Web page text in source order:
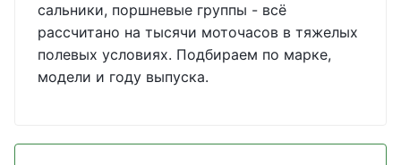
сальники, поршневые группы - всё
рассчитано на тысячи моточасов в тяжелых
полевых условиях. Подбираем по марке,
модели и году выпуска.